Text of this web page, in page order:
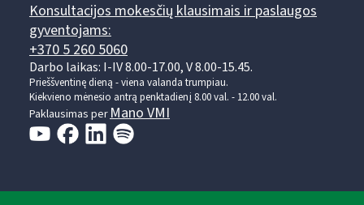
Konsultacijos mokesčių klausimais ir paslaugos
gyventojams:
+370 5 260 5060
Darbo laikas: I-IV 8.00-17.00, V 8.00-15.45.
Prieššventinę dieną - viena valanda trumpiau.
Kiekvieno mėnesio antrą penktadienį 8.00 val. - 12.00 val.
Paklausimas perMano VMI